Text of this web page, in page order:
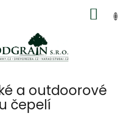
a outdoorové
čepelí